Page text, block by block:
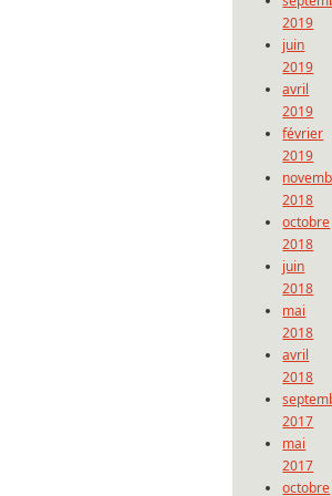
2019
juin
2019
avril
2019
février
2019
2018
octobre
2018
juin
2018
mai
2018
avril
2018
2017
mai
2017
octobre